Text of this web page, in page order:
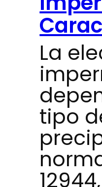
La
tipo